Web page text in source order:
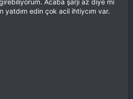
Acaba şarjı az diye mi
yatdım edin çok acil ihtiycım var.